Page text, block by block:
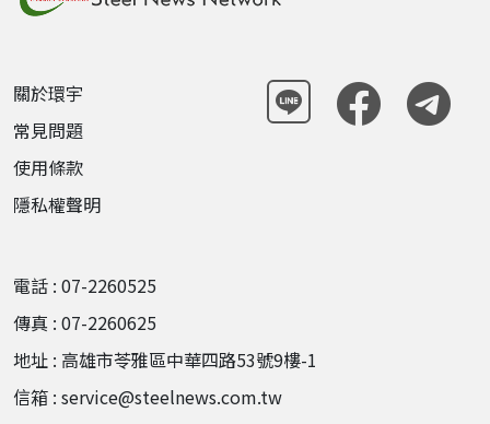
關於環宇
常見問題
使用條款
隱私權聲明
電話 : 07-2260525
傳真 : 07-2260625
地址 : 高雄市苓雅區中華四路53號9樓-1
信箱 : service@steelnews.com.tw